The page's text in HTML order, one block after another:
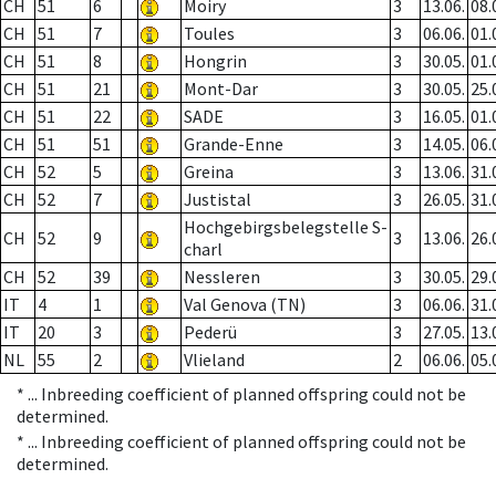
CH 51 6 Moiry 3 13.06.
CH
51 7 Toules 3 06.06.
CH
51 8 Hongrin 3 30.05.
CH
51 21 Mont-Dar 3 30.05.
CH
51 22 SADE 3 16.05.
CH
51 51 Grande-Enne 3 14.05.
CH
52 5 Greina 3 13.06.
CH
52 7 Justistal 3 26.05.
CH
52 9
Hochgebirgsbelegstelle S-
charl
3 13.06.
CH
52 39 Nessleren 3 30.05.
IT
4 1 Val Genova (TN) 3 06.06.
IT
20 3 Pederü 3 27.05.
NL 55 2 Vlieland 2 06.06.
* ... Inbreeding coefficient of planned offspring could not be
determined.
* ... Inbreeding coefficient of planned offspring could not be
determined.